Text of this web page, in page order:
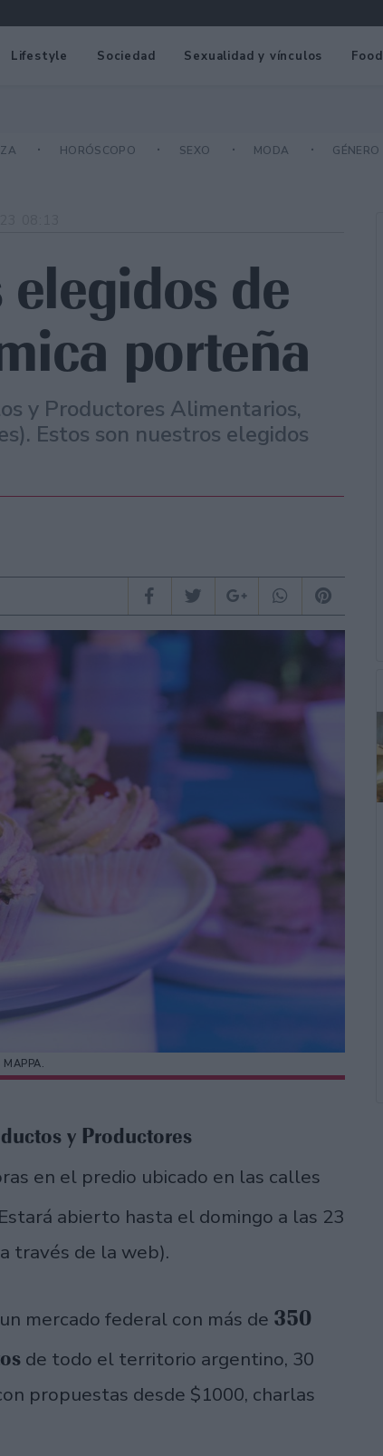
Lifestyle Sociedad Sexualidad y vínculos Food
HORÓSCOPO SEXO MODA GÉNERO
de
porteña
y Productores Alimentarios,
Estos son nuestros elegidos
y Productores
en el predio ubicado en las calles
abierto hasta el domingo a las 23
través de la web).
mercado federal con más de 350
de todo el territorio argentino, 30
propuestas desde $1000, charlas